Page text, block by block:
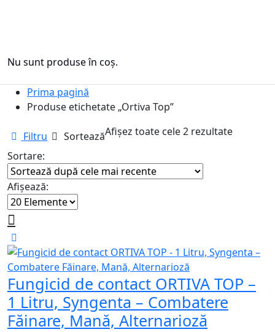
Nu sunt produse în coș.
Prima pagină
Produse etichetate „Ortiva Top”
Filtru SorteazăAfișez toate cele 2 rezultateSortat
Sortare:
Afișează:
Fungicid de contact ORTIVA TOP –
1 Litru, Syngenta – Combatere
Făinare, Mană, Alternarioză